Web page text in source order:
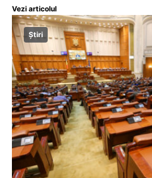
Vezi articolul
Știri